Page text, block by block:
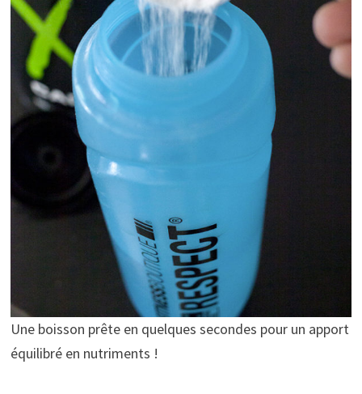
Une boisson prête en quelques secondes pour un apport
équilibré en nutriments !